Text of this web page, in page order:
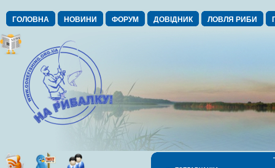
ГОЛОВНА НОВИНИ ФОРУМ ДОВІДНИК ЛОВЛЯ РИБИ